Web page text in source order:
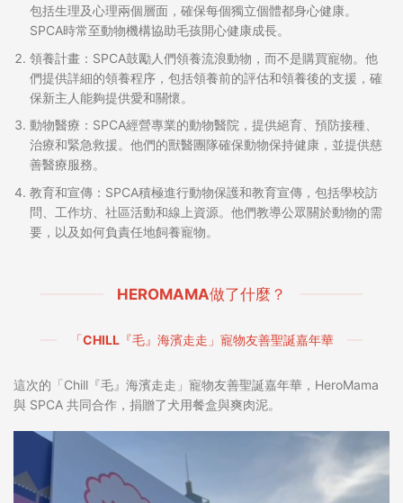
包括生理及心理兩個層面，確保每個獨立個體都身心健康。
SPCA時常至動物機構協助毛孩開心健康成長。
領養計畫：SPCA鼓勵人們領養流浪動物，而不是購買寵物。他
們提供詳細的領養程序，包括領養前的評估和領養後的支援，確
保新主人能夠提供愛和關懷。
動物醫療：SPCA經營專業的動物醫院，提供絕育、預防接種、
治療和緊急救援。他們的獸醫團隊確保動物保持健康，並提供慈
善醫療服務。
教育和宣傳：SPCA積極進行動物保護和教育宣傳，包括學校訪
問、工作坊、社區活動和線上資源。他們教導公眾關於動物的需
要，以及如何負責任地飼養寵物。
HEROMAMA做了什麼？
「CHILL『毛』海濱走走」寵物友善聖誕嘉年華
這次的「Chill『毛』海濱走走」寵物友善聖誕嘉年華，HeroMama
與 SPCA 共同合作，捐贈了犬用餐盒與爽肉泥。